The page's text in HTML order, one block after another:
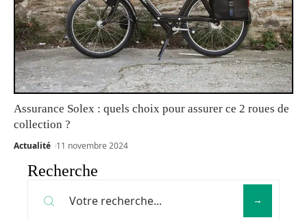
Assurance Solex : quels choix pour assurer ce 2 roues de
collection ?
Actualité 11 novembre 2024
Recherche